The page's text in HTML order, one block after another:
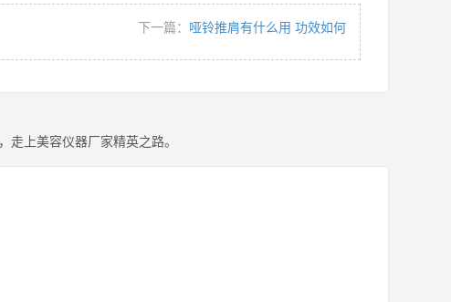
下一篇： 哑铃推肩有什么用 功效如何
上美容仪器厂家精英之路。